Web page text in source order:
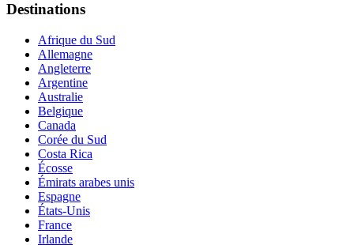
Destinations
Afrique du Sud
Allemagne
Angleterre
Argentine
Australie
Belgique
Canada
Corée du Sud
Costa Rica
Écosse
Émirats arabes unis
Espagne
États-Unis
France
Irlande